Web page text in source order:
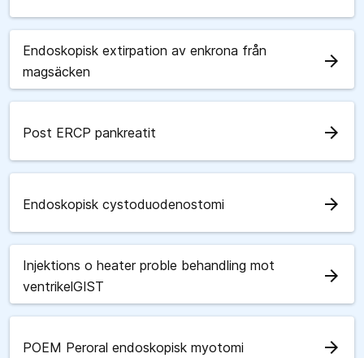
Endoskopisk extirpation av enkrona från
magsäcken
arrow_forward
Post ERCP pankreatit arrow_forward
Endoskopisk cystoduodenostomi arrow_forward
Injektions o heater proble behandling mot
ventrikelGIST
arrow_forward
POEM Peroral endoskopisk myotomi arrow_forward